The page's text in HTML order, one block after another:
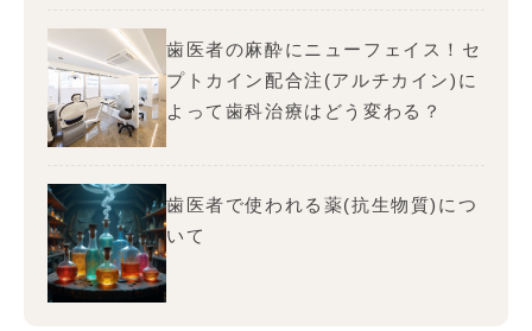
歯医者の麻酔にニューフェイス！セ
プトカイン配合注(アルチカイン)に
よって歯科治療はどう変わる？
歯医者で使われる薬(抗生物質)につ
いて